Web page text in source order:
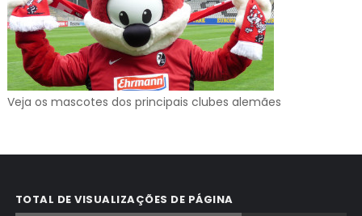
Veja os mascotes dos principais clubes alemães
TOTAL DE VISUALIZAÇÕES DE PÁGINA